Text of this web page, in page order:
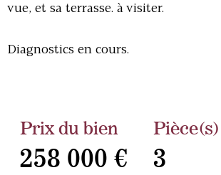
vue, et sa terrasse. à visiter.
Diagnostics en cours.
Prix du bien
258 000 €
Pièce(s)
3